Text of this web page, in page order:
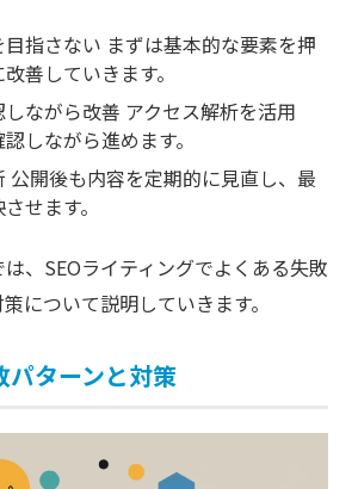
指さない まずは基本的な要素を押
善していきます。
ながら改善 アクセス解析を活用
しながら進めます。
公開後も内容を定期的に見直し、最
せます。
、SEOライティングでよくある失敗
について説明していきます。
パターンと対策